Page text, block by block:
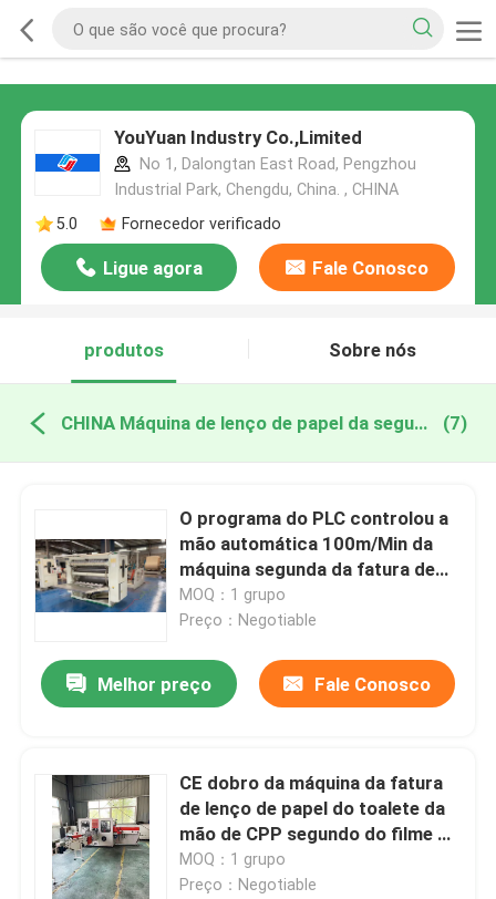
YouYuan Industry Co.,Limited
No 1, Dalongtan East Road, Pengzhou
Industrial Park, Chengdu, China. , CHINA
5.0
Fornecedor verificado
Ligue agora Fale Conosco
produtos Sobre nós
CHINA Máquina de lenço de papel da segunda mão (7)
O programa do PLC controlou a
mão automática 100m/Min da
máquina segunda da fatura de
lenço de papel
MOQ：1 grupo
Preço：Negotiable
Melhor preço Fale Conosco
CE dobro da máquina da fatura
de lenço de papel do toalete da
mão de CPP segundo do filme do
calor
MOQ：1 grupo
Preço：Negotiable